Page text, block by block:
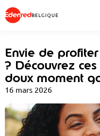
BELGIQUE
Envie de
? Découvrez
doux moment
16 mars 2026